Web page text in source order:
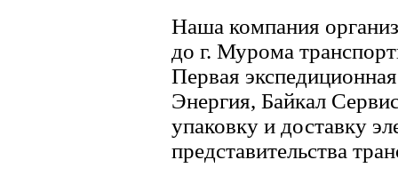
Наша компания
до г. Мурома
Первая
Энергия, Байкал
упаковку и доставку
представительства